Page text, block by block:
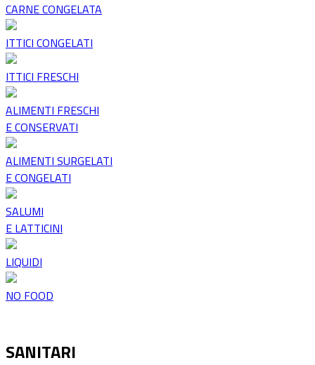
CARNE CONGELATA
ITTICI CONGELATI
ITTICI FRESCHI
ALIMENTI FRESCHI
E CONSERVATI
ALIMENTI SURGELATI
E CONGELATI
SALUMI
E LATTICINI
LIQUIDI
NO FOOD
SANITARI